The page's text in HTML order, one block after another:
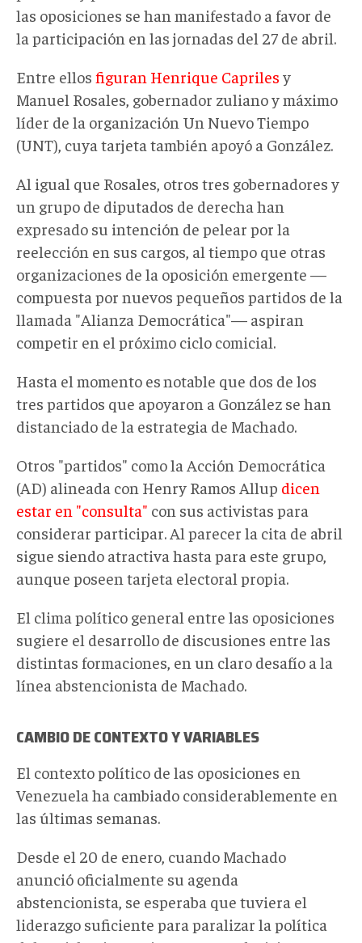
las oposiciones se han manifestado a favor de
la participación en las jornadas del 27 de abril.
Entre ellos figuran Henrique Capriles y
Manuel Rosales, gobernador zuliano y máximo
líder de la organización Un Nuevo Tiempo
(UNT), cuya tarjeta también apoyó a González.
Al igual que Rosales, otros tres gobernadores y
un grupo de diputados de derecha han
expresado su intención de pelear por la
reelección en sus cargos, al tiempo que otras
organizaciones de la oposición emergente —
compuesta por nuevos pequeños partidos de la
llamada "Alianza Democrática"— aspiran
competir en el próximo ciclo comicial.
Hasta el momento esnotable que dos de los
tres partidos que apoyaron a González se han
distanciado de la estrategia de Machado.
Otros "partidos" como la Acción Democrática
(AD) alineada con Henry Ramos Allup dicen
estar en "consulta" con sus activistas para
considerar participar. Al parecer la cita de abril
sigue siendo atractiva hasta para este grupo,
aunque poseen tarjeta electoral propia.
El clima político general entre las oposiciones
sugiere el desarrollo de discusiones entre las
distintas formaciones, en un claro desafío a la
línea abstencionista de Machado.
CAMBIO DE CONTEXTO Y VARIABLES
El contexto político de las oposiciones en
Venezuela ha cambiado considerablemente en
las últimas semanas.
Desde el 20 de enero, cuando Machado
anunció oficialmente su agenda
abstencionista, se esperaba que tuviera el
liderazgo suficiente para paralizar la política